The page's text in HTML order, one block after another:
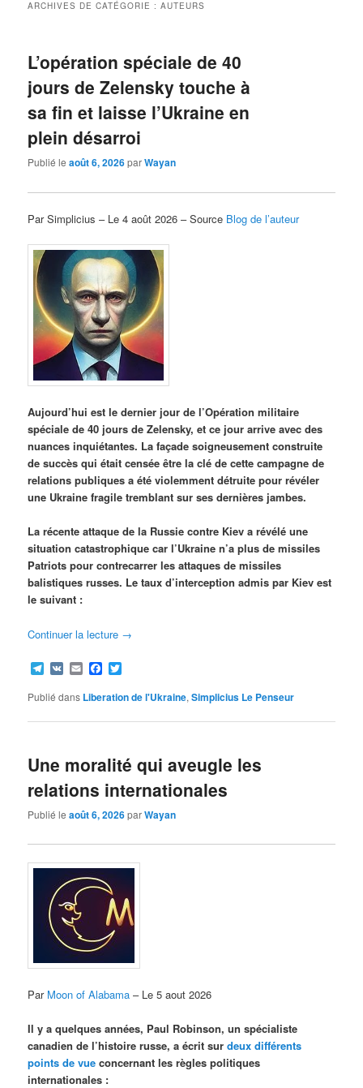
ARCHIVES DE CATÉGORIE :AUTEURS
L’opération spéciale de 40
jours de Zelensky touche à
sa fin et laisse l’Ukraine en
plein désarroi
Publié leaoût 6, 2026parWayan
Par Simplicius – Le 4 août 2026 – Source Blog de l’auteur
Aujourd’hui est le dernier jour de l’Opération militaire
spéciale de 40 jours de Zelensky, et ce jour arrive avec des
nuances inquiétantes. La façade soigneusement construite
de succès qui était censée être la clé de cette campagne de
relations publiques a été violemment détruite pour révéler
une Ukraine fragile tremblant sur ses dernières jambes.
La récente attaque de la Russie contre Kiev a révélé une
situation catastrophique car l’Ukraine n’a plus de missiles
Patriots pour contrecarrer les attaques de missiles
balistiques russes. Le taux d’interception admis par Kiev est
le suivant :
Continuer la lecture →
Telegram
VK EmailFacebook
Publié dans Liberation de l'Ukraine,Simplicius Le Penseur
Une moralité qui aveugle les
relations internationales
Publié leaoût 6, 2026parWayan
Par Moon of Alabama – Le 5 aout 2026
Il y a quelques années, Paul Robinson, un spécialiste
canadien de l’histoire russe, a écrit surdeux différents
points de vue concernant les règles politiques
internationales :